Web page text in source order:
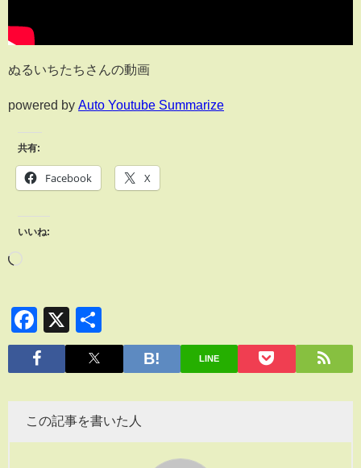
ぬるいちたちさんの動画
powered by Auto Youtube Summarize
共有:
Facebook X
いいね:
Facebook
X
有
LINE
この記事を書いた人